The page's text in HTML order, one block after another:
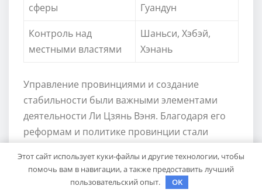
сферы
Гуандун
Контроль над
местными властями
Шаньси, Хэбэй,
Хэнань
Управление провинциями и создание
стабильности были важными элементами
деятельности Ли Цзянь Вэня. Благодаря его
реформам и политике провинции стали
получило возможность жить в безопасной и
справедливой общественной среде.
Этот сайт использует куки-файлы и другие технологии, чтобы
помочь вам в навигации, а также предоставить лучший
пользовательский опыт.
OK